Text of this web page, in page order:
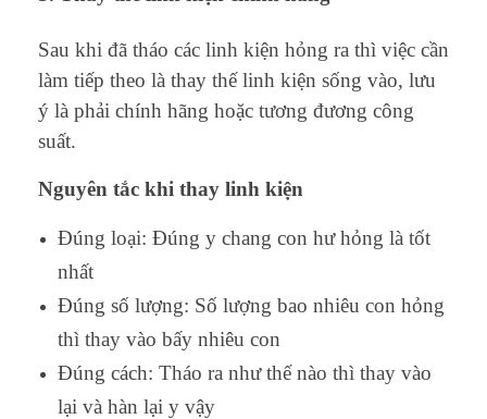
Sau khi đã tháo các linh kiện hỏng ra thì việc cần
làm tiếp theo là thay thế linh kiện sống vào, lưu
ý là phải chính hãng hoặc tương đương công
suất.
Nguyên tắc khi thay linh kiện
Đúng loại: Đúng y chang con hư hỏng là tốt
nhất
Đúng số lượng: Số lượng bao nhiêu con hỏng
thì thay vào bấy nhiêu con
Đúng cách: Tháo ra như thế nào thì thay vào
lại và hàn lại y vậy